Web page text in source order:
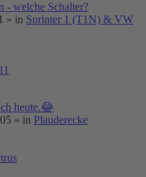
- welche Schalter?
» in Sprinter 1 (T1N) & VW
heute.😂
» in Plauderecke